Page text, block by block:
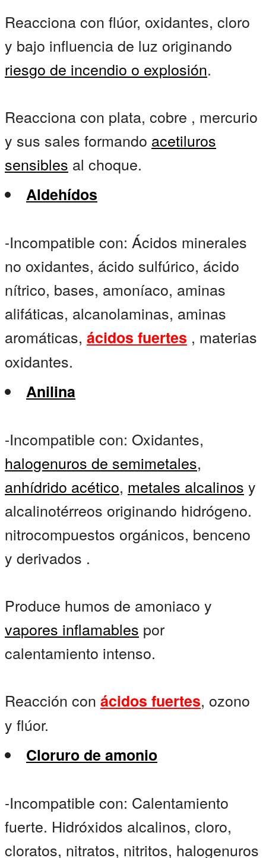
Reacciona con flúor, oxidantes, cloro
y bajo influencia de luz originando
riesgo de incendio o explosión.
Reacciona con plata, cobre , mercurio
y sus sales formando acetiluros
sensibles al choque.
Aldehídos
-Incompatible con: Ácidos minerales
no oxidantes, ácido sulfúrico, ácido
nítrico, bases, amoníaco, aminas
alifáticas, alcanolaminas, aminas
aromáticas, ácidos fuertes , materias
oxidantes.
Anilina
-Incompatible con: Oxidantes,
halogenuros de semimetales,
anhídrido acético, metales alcalinos y
alcalinotérreos originando hidrógeno.
nitrocompuestos orgánicos, benceno
y derivados .
Produce humos de amoniaco y
vapores inflamables por
calentamiento intenso.
Reacción con ácidos fuertes, ozono
y flúor.
Cloruro de amonio
-Incompatible con: Calentamiento
fuerte. Hidróxidos alcalinos, cloro,
cloratos, nitratos, nitritos, halogenuros